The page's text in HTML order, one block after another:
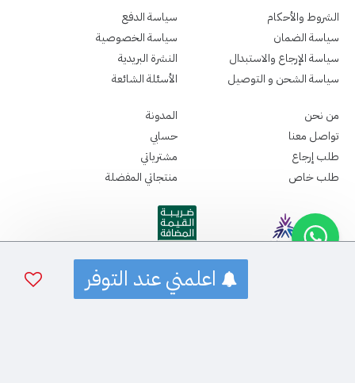
اعلمني عند التوفر
الشروط والأحكام
سياسة الضمان
سياسة الإرجاع والاستبدال
سياسة الشحن و التوصيل
سياسة الدفع
سياسة الخصوصية
النشرة البريدية
الأسئلة الشائعة
من نحن
تواصل معنا
طلب إرجاع
طلب خاص
المدونة
حسابي
مشترياتي
منتجاتي المفضلة